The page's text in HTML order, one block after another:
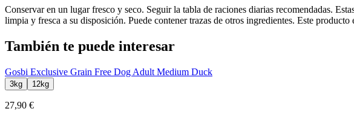
Conservar en un lugar fresco y seco. Seguir la tabla de raciones diarias recomendadas.
limpia y fresca a su disposición. Puede contener trazas de otros ingredientes. Este
También te puede interesar
Gosbi Exclusive Grain Free Dog Adult Medium Duck
3kg 12kg
27,90 €